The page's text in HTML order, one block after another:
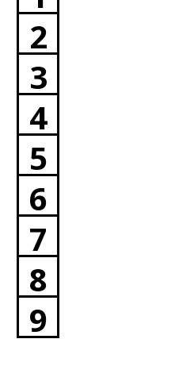
2
3
4
5
6
7
8
9